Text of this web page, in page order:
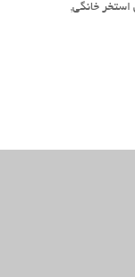
خانگی,